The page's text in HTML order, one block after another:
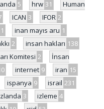
5 hrw 31
Human
ICAN 3 IFOR 2
1 inan mayıs aru 1
2 insan hakları 138
Komitesi 2
İnsan
internet 9 iran 15
ispanya 9 israil 231
3 izleme 4